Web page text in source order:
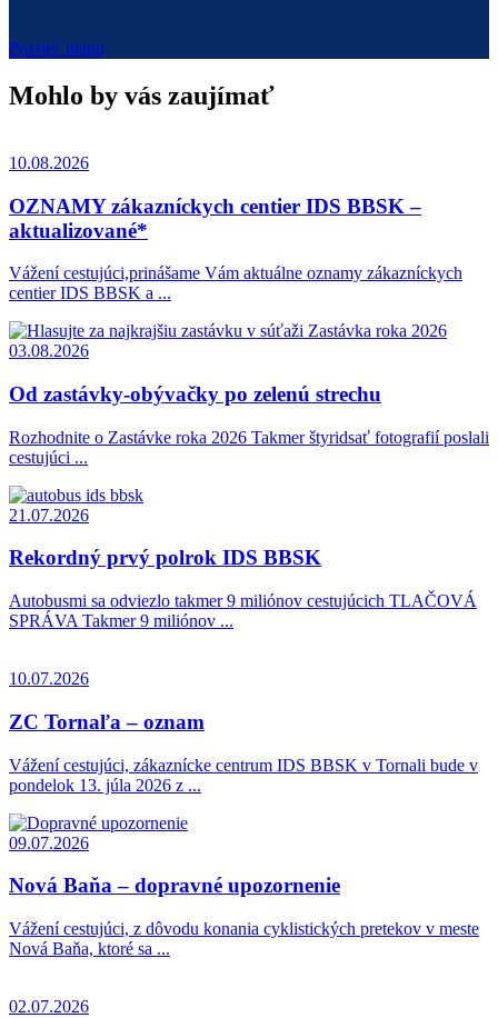
Pozrieť mapu
Mohlo by vás zaujímať
10.08.2026
OZNAMY zákazníckych centier IDS BBSK –
aktualizované*
Vážení cestujúci,prinášame Vám aktuálne oznamy zákazníckych
centier IDS BBSK a ...
03.08.2026
Od zastávky-obývačky po zelenú strechu
Rozhodnite o Zastávke roka 2026 Takmer štyridsať fotografií poslali
cestujúci ...
21.07.2026
Rekordný prvý polrok IDS BBSK
Autobusmi sa odviezlo takmer 9 miliónov cestujúcich TLAČOVÁ
SPRÁVA Takmer 9 miliónov ...
10.07.2026
ZC Tornaľa – oznam
Vážení cestujúci, zákaznícke centrum IDS BBSK v Tornali bude v
pondelok 13. júla 2026 z ...
09.07.2026
Nová Baňa – dopravné upozornenie
Vážení cestujúci, z dôvodu konania cyklistických pretekov v meste
Nová Baňa, ktoré sa ...
02.07.2026